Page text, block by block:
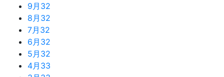
9月 32
8月 32
7月 32
6月 32
5月 32
4月 33